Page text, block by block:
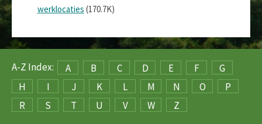
werklocaties (170.7K)
A-Z Index: A B C D E F
G
H
I J K L M N O
P
R
S T U V W Z